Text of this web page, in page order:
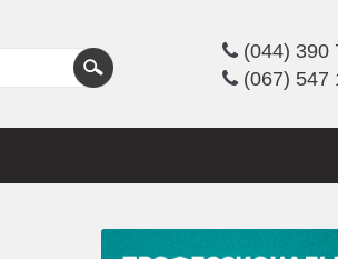
(044) 390
(067) 547